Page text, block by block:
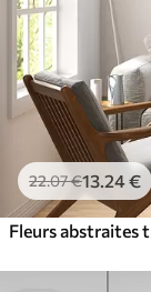
22.07€13 .24€